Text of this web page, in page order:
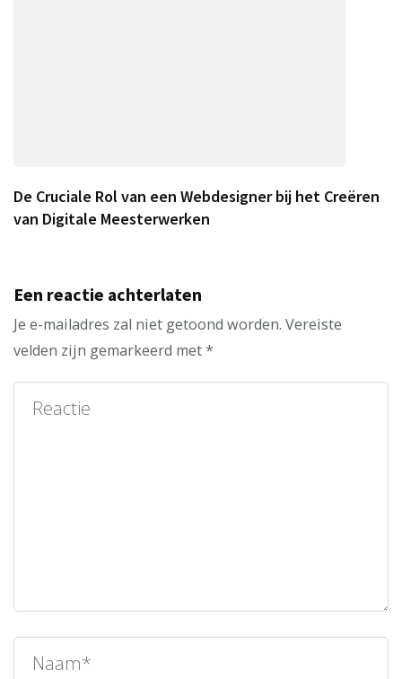
De Cruciale Rol van een Webdesigner bij het Creëren
van Digitale Meesterwerken
Een reactie achterlaten
Je e-mailadres zal niet getoond worden. Vereiste
velden zijn gemarkeerd met*